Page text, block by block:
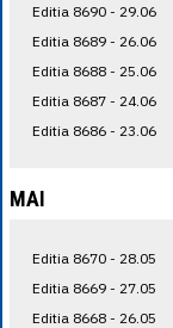
Editia 8690 - 29.06
Editia 8689 - 26.06
Editia 8688 - 25.06
Editia 8687 - 24.06
Editia 8686 - 23.06
MAI
Editia 8670 - 28.05
Editia 8669 - 27.05
Editia 8668 - 26.05